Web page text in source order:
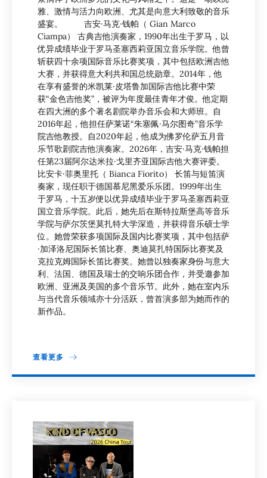
雅、激情与活力向欧洲、尤其是向意大利致敬的音乐
盛宴。 吉安·马克·钱帕（ Gian Marco
Ciampa） 古典吉他演奏家，1990年出生于罗马，以
优异成绩毕业于罗马圣塞西莉亚国立音乐学院。他曾
斩获四十余项国际音乐比赛奖项，其中包括欧洲吉他
大赛，并获得意大利共和国总统勋章。2014年，他
在享有盛誉的米凯莱·皮塔鲁加国际吉他比赛中荣
获“金色吉他奖”，被评为年度最佳青年才俊。他定期
在四大洲的多个著名剧院举办音乐会和大师班。自
2016年起，他担任萨莱诺“朱塞佩·马尔图奇”音乐学
院吉他教授。自2020年起，他成为佛罗伦萨五月音
乐节歌剧院吉他演奏家。2026年，吉安·马克·钱帕担
任第23届阿尔达米拉·戈里齐亚国际吉他大赛评委。
比安卡·菲奥里托（ Bianca Fiorito） 长笛与短笛演
奏家，现任职于德国慕尼黑爱乐乐团。1999年出生
于罗马，十五岁便以优异成绩毕业于罗马圣塞西莉亚
国立音乐学院。此后，她先后在斯特拉斯堡高等音乐
学院与萨尔茨堡莫扎特大学深造，并获得音乐硕士学
位。她曾荣获多项国际及国内比赛奖项，其中包括萨
·加泽洛尼国际长笛比赛、奥迪莫扎特国际比赛奖及
克拉克姆国际长笛比赛奖。她曾以独奏家身份与意大
利、法国、德国及瑞士的交响乐团合作，并受邀参加
欧洲、亚洲及美国的多个音乐节。此外，她在室内乐
与当代音乐领域亦十分活跃，曾首演多部为她而作的
新作品。
查看更多